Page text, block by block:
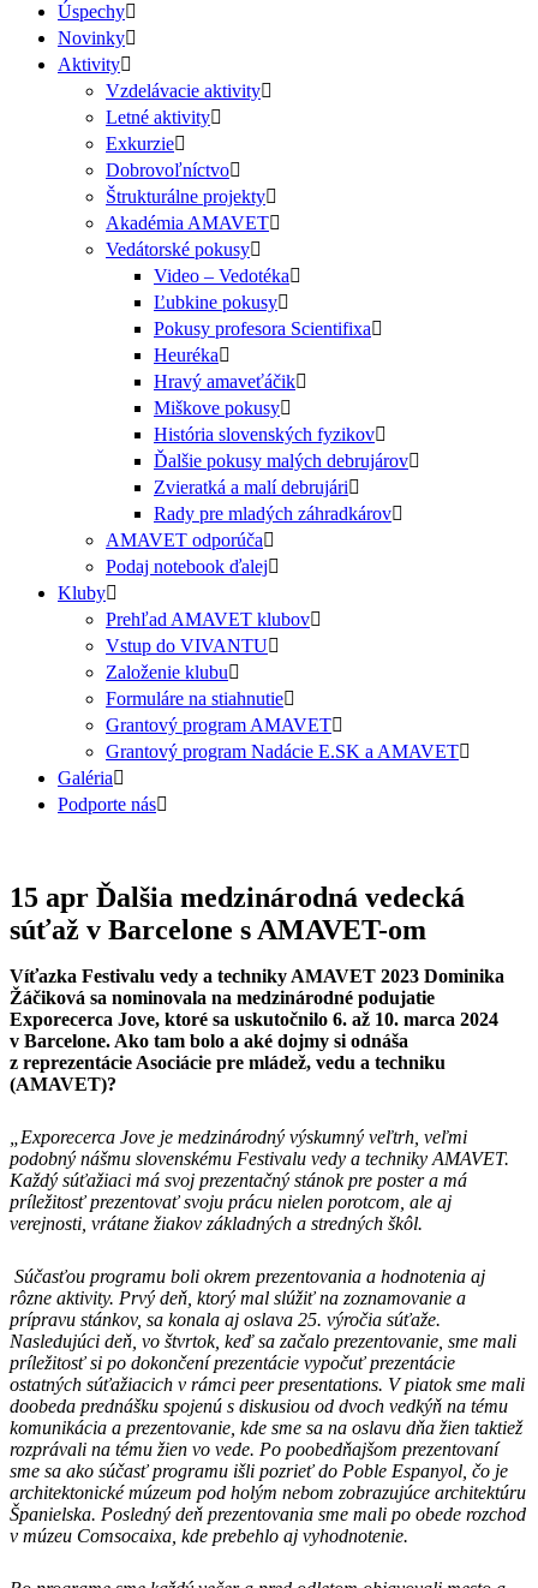
Úspechy
Novinky
Aktivity
Vzdelávacie aktivity
Letné aktivity
Exkurzie
Dobrovoľníctvo
Štrukturálne projekty
Akadémia AMAVET
Vedátorské pokusy
Video – Vedotéka
Ľubkine pokusy
Pokusy profesora Scientifixa
Heuréka
Hravý amaveťáčik
Miškove pokusy
História slovenských fyzikov
Ďalšie pokusy malých debrujárov
Zvieratká a malí debrujári
Rady pre mladých záhradkárov
AMAVET odporúča
Podaj notebook ďalej
Kluby
Prehľad AMAVET klubov
Vstup do VIVANTU
Založenie klubu
Formuláre na stiahnutie
Grantový program AMAVET
Grantový program Nadácie E.SK a AMAVET
Galéria
Podporte nás
15 apr Ďalšia medzinárodná vedecká
súťaž v Barcelone s AMAVET-om
Víťazka Festivalu vedy a techniky AMAVET 2023 Dominika
Žáčiková sa nominovala na medzinárodné podujatie
Exporecerca Jove, ktoré sa uskutočnilo 6. až 10. marca 2024
v Barcelone. Ako tam bolo a aké dojmy si odnáša
z reprezentácie Asociácie pre mládež, vedu a techniku
(AMAVET)?
„Exporecerca Jove je medzinárodný výskumný veľtrh, veľmi
podobný nášmu slovenskému Festivalu vedy a techniky AMAVET.
Každý súťažiaci má svoj prezentačný stánok pre poster a má
príležitosť prezentovať svoju prácu nielen porotcom, ale aj
verejnosti, vrátane žiakov základných a stredných škôl.
Súčasťou programu boli okrem prezentovania a hodnotenia aj
rôzne aktivity. Prvý deň, ktorý mal slúžiť na zoznamovanie a
prípravu stánkov, sa konala aj oslava 25. výročia súťaže.
Nasledujúci deň, vo štvrtok, keď sa začalo prezentovanie, sme mali
príležitosť si po dokončení prezentácie vypočuť prezentácie
ostatných súťažiacich v rámci peer presentations. V piatok sme mali
doobeda prednášku spojenú s diskusiou od dvoch vedkýň na tému
komunikácia a prezentovanie, kde sme sa na oslavu dňa žien taktiež
rozprávali na tému žien vo vede. Po poobedňajšom prezentovaní
sme sa ako súčasť programu išli pozrieť do Poble Espanyol, čo je
architektonické múzeum pod holým nebom zobrazujúce architektúru
Španielska. Posledný deň prezentovania sme mali po obede rozchod
v múzeu Comsocaixa, kde prebehlo aj vyhodnotenie.